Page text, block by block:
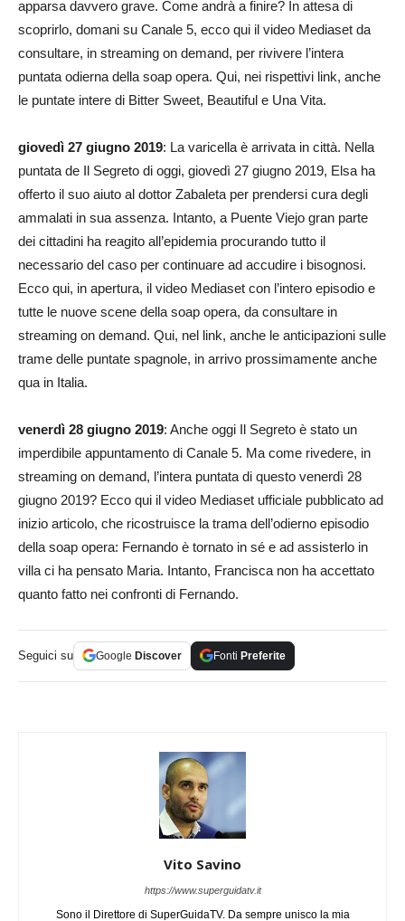
apparsa davvero grave. Come andrà a finire? In attesa di
scoprirlo, domani su Canale 5, ecco qui il video Mediaset da
consultare, in streaming on demand, per rivivere l’intera
puntata odierna della soap opera. Qui, nei rispettivi link, anche
le puntate intere di Bitter Sweet, Beautiful e Una Vita.
giovedì 27 giugno 2019: La varicella è arrivata in città. Nella
puntata de Il Segreto di oggi, giovedì 27 giugno 2019, Elsa ha
offerto il suo aiuto al dottor Zabaleta per prendersi cura degli
ammalati in sua assenza. Intanto, a Puente Viejo gran parte
dei cittadini ha reagito all’epidemia procurando tutto il
necessario del caso per continuare ad accudire i bisognosi.
Ecco qui, in apertura, il video Mediaset con l’intero episodio e
tutte le nuove scene della soap opera, da consultare in
streaming on demand. Qui, nel link, anche le anticipazioni sulle
trame delle puntate spagnole, in arrivo prossimamente anche
qua in Italia.
venerdì 28 giugno 2019: Anche oggi Il Segreto è stato un
imperdibile appuntamento di Canale 5. Ma come rivedere, in
streaming on demand, l’intera puntata di questo venerdì 28
giugno 2019? Ecco qui il video Mediaset ufficiale pubblicato ad
inizio articolo, che ricostruisce la trama dell’odierno episodio
della soap opera: Fernando è tornato in sé e ad assisterlo in
villa ci ha pensato Maria. Intanto, Francisca non ha accettato
quanto fatto nei confronti di Fernando.
Seguici su Google Discover Fonti Preferite
Vito Savino
https://www.superguidatv.it
Sono il Direttore di SuperGuidaTV. Da sempre unisco la mia